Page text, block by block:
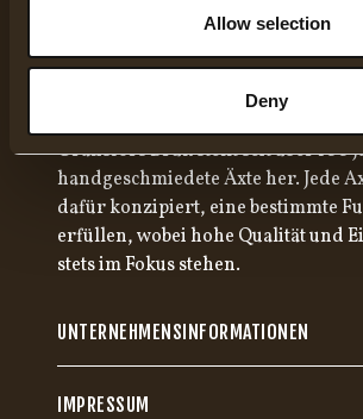
Allow selection
Deny
Gränsfors Bruk stellt seit über 100
handgeschmiedete Äxte her. Jede
dafür konzipiert, eine bestimmte
erfüllen, wobei hohe Qualität und
stets im Fokus stehen.
UNTERNEHMENSINFORMATIONEN
IMPRESSUM